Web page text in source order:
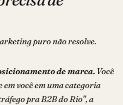
puro não resolve.
de marca. Você
em você em uma categoria
pra B2B do Rio", a